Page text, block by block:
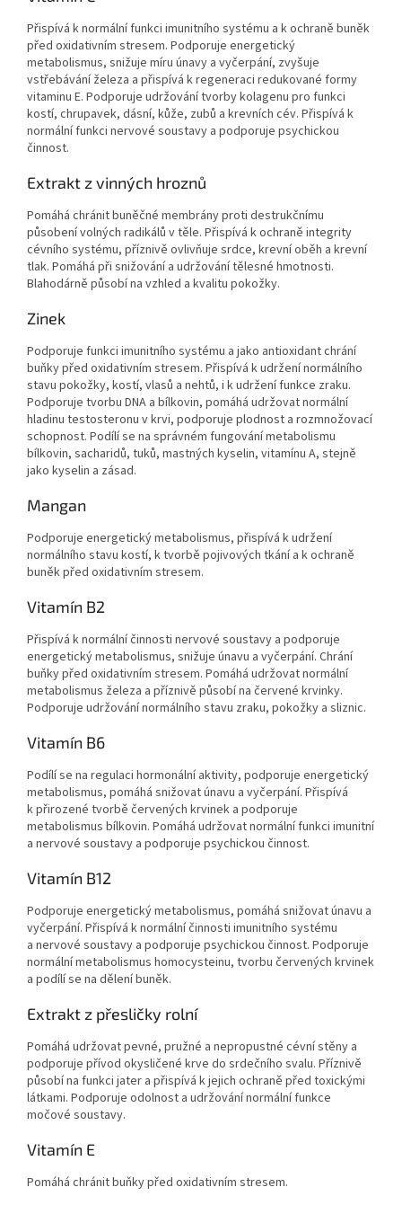
Přispívá k normální funkci imunitního systému a k ochraně buněk
před oxidativním stresem. Podporuje energetický
metabolismus, snižuje míru únavy a vyčerpání, zvyšuje
vstřebávání železa a přispívá k regeneraci redukované formy
vitaminu E. Podporuje udržování tvorby kolagenu pro funkci
kostí, chrupavek, dásní, kůže, zubů a krevních cév. Přispívá k
normální funkci nervové soustavy a podporuje psychickou
činnost.
Extrakt z vinných hroznů
Pomáhá chránit buněčné membrány proti destrukčnímu
působení volných radikálů v těle. Přispívá k ochraně integrity
cévního systému, příznivě ovlivňuje srdce, krevní oběh a krevní
tlak. Pomáhá při snižování a udržování tělesné hmotnosti.
Blahodárně působí na vzhled a kvalitu pokožky.
Zinek
Podporuje funkci imunitního systému a jako antioxidant chrání
buňky před oxidativním stresem. Přispívá k udržení normálního
stavu pokožky, kostí, vlasů a nehtů, i k udržení funkce zraku.
Podporuje tvorbu DNA a bílkovin, pomáhá udržovat normální
hladinu testosteronu v krvi, podporuje plodnost a rozmnožovací
schopnost. Podílí se na správném fungování metabolismu
bílkovin, sacharidů, tuků, mastných kyselin, vitamínu A, stejně
jako kyselin a zásad.
Mangan
Podporuje energetický metabolismus, přispívá k udržení
normálního stavu kostí, k tvorbě pojivových tkání a k ochraně
buněk před oxidativním stresem.
Vitamín B2
Přispívá k normální činnosti nervové soustavy a podporuje
energetický metabolismus, snižuje únavu a vyčerpání. Chrání
buňky před oxidativním stresem. Pomáhá udržovat normální
metabolismus železa a příznivě působí na červené krvinky.
Podporuje udržování normálního stavu zraku, pokožky a sliznic.
Vitamín B6
Podílí se na regulaci hormonální aktivity, podporuje energetický
metabolismus, pomáhá snižovat únavu a vyčerpání. Přispívá
k přirozené tvorbě červených krvinek a podporuje
metabolismus bílkovin. Pomáhá udržovat normální funkci imunitní
a nervové soustavy a podporuje psychickou činnost.
Vitamín B12
Podporuje energetický metabolismus, pomáhá snižovat únavu a
vyčerpání. Přispívá k normální činnosti imunitního systému
a nervové soustavy a podporuje psychickou činnost. Podporuje
normální metabolismus homocysteinu, tvorbu červených krvinek
a podílí se na dělení buněk.
Extrakt z přesličky rolní
Pomáhá udržovat pevné, pružné a nepropustné cévní stěny a
podporuje přívod okysličené krve do srdečního svalu. Příznivě
působí na funkci jater a přispívá k jejich ochraně před toxickými
látkami. Podporuje odolnost a udržování normální funkce
močové soustavy.
Vitamín E
Pomáhá chránit buňky před oxidativním stresem.